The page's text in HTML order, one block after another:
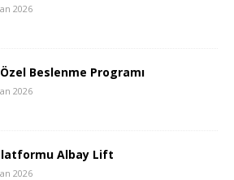
2026
Beslenme Programı
2026
Albay Lift
2026